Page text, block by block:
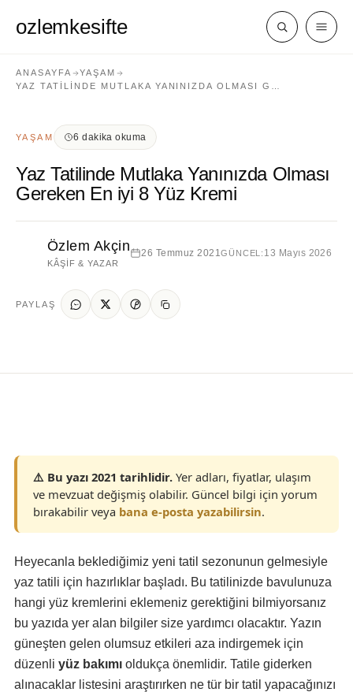
ozlemkesifte
ANASAYFA
YAŞAM
YAZ TATILINDE MUTLAKA YANINIZDA OLMASI G…
YAŞAM 6 dakika okuma
Yaz Tatilinde Mutlaka Yanınızda Olması
Gereken En iyi 8 Yüz Kremi
Özlem Akçin
KÂŞIF & YAZAR
26 Temmuz 2021GÜNCEL: 13 Mayıs 2026
PAYLAŞ
⚠️ Bu yazı 2021 tarihlidir. Yer adları, fiyatlar, ulaşım
ve mevzuat değişmiş olabilir. Güncel bilgi için yorum
bırakabilir veya bana e-posta yazabilirsin.
Heyecanla beklediğimiz yeni tatil sezonunun gelmesiyle
yaz tatili için hazırlıklar başladı. Bu tatilinizde bavulunuza
hangi yüz kremlerini eklemeniz gerektiğini bilmiyorsanız
bu yazıda yer alan bilgiler size yardımcı olacaktır. Yazın
güneşten gelen olumsuz etkileri aza indirgemek için
düzenli yüz bakımı oldukça önemlidir. Tatile giderken
alınacaklar listesini araştırırken ne tür bir tatil yapacağınızı